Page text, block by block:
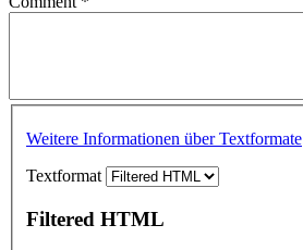
Weitere Informationen über Textformate
Textformat
Filtered HTML